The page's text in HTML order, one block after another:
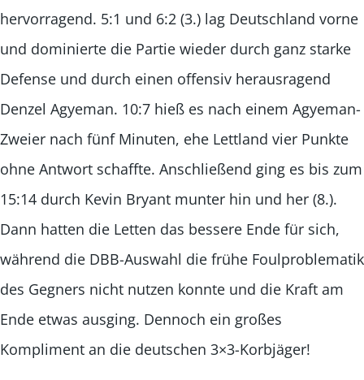
hervorragend. 5:1 und 6:2 (3.) lag Deutschland vorne
und dominierte die Partie wieder durch ganz starke
Defense und durch einen offensiv herausragend
Denzel Agyeman. 10:7 hieß es nach einem Agyeman-
Zweier nach fünf Minuten, ehe Lettland vier Punkte
ohne Antwort schaffte. Anschließend ging es bis zum
15:14 durch Kevin Bryant munter hin und her (8.).
Dann hatten die Letten das bessere Ende für sich,
während die DBB-Auswahl die frühe Foulproblematik
des Gegners nicht nutzen konnte und die Kraft am
Ende etwas ausging. Dennoch ein großes
Kompliment an die deutschen 3×3-Korbjäger!